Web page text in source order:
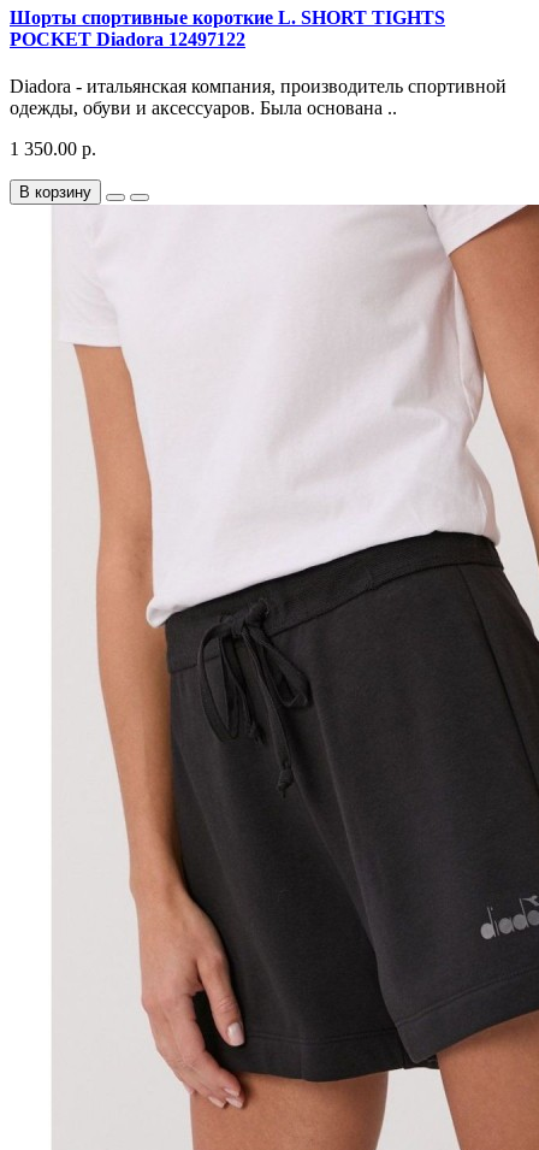
Шорты спортивные короткие L. SHORT TIGHTS
POCKET Diadora 12497122
Diadora - итальянская компания, производитель спортивной
одежды, обуви и аксессуаров. Была основана ..
1 350.00 р.
В корзину